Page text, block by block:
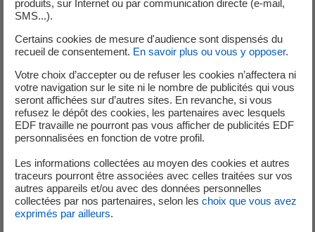
se projeter plus facilement dans leur avenir professionnel.
représentations, à susciter des vocations et à encourager
les parcours, notamment via des stages ou des
alternances.
Au-delà de cet événement, le réseau des ambassadeurs
joue un rôle clé dans la promotion des métiers et des
savoir-faire du site. Engagé en faveur de la diversité et de
la féminisation des filières techniques, il permet à chaque
salarié de devenir acteur de la transmission et de
l’attractivité du nucléaire. Composé d'une quarantaine de
salariés, ce réseau bénéficie d'une animation régulière au
sein de la centrale.
produits, sur Internet ou par communication directe (e-mail,
SMS...).
Certains cookies de mesure d'audience sont dispensés du
recueil de consentement. En savoir plus ou vous y opposer.
Votre choix d’accepter ou de refuser les cookies n’affectera ni
votre navigation sur le site ni le nombre de publicités qui vous
seront affichées sur d’autres sites. En revanche, si vous
refusez le dépôt des cookies, les partenaires avec lesquels
EDF travaille ne pourront pas vous afficher de publicités EDF
personnalisées en fonction de votre profil.
Les informations collectées au moyen des cookies et autres
traceurs pourront être associées avec celles traitées sur vos
autres appareils et/ou avec des données personnelles
collectées par nos partenaires, selon les choix que vous avez
exprimés par ailleurs.